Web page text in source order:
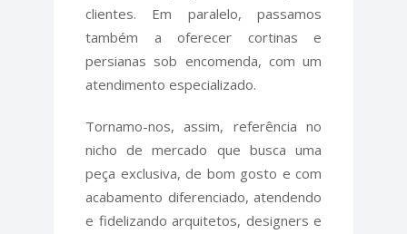
clientes. Em paralelo, passamos
também a oferecer cortinas e
persianas sob encomenda, com um
atendimento especializado.
Tornamo-nos, assim, referência no
nicho de mercado que busca uma
peça exclusiva, de bom gosto e com
acabamento diferenciado, atendendo
e fidelizando arquitetos, designers e